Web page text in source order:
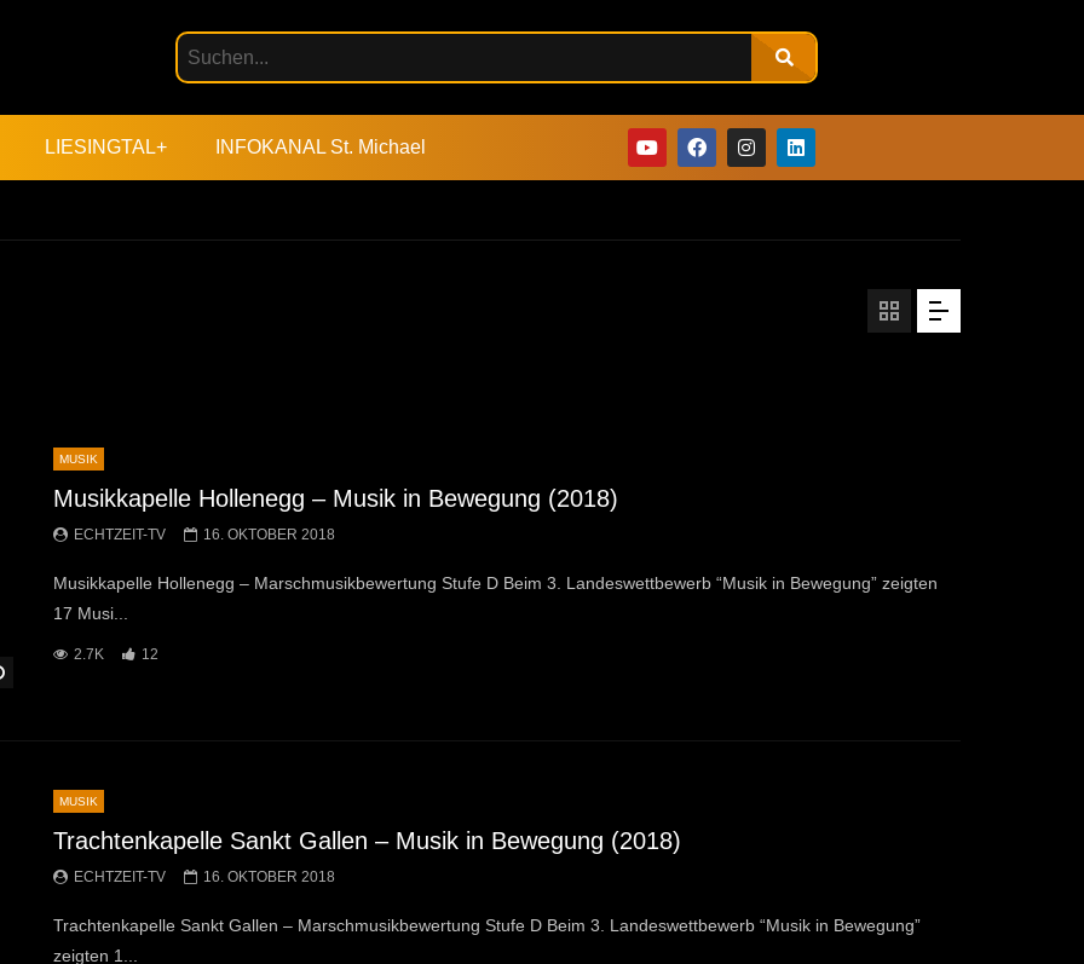
LIESINGTAL+ INFOKANAL St. Michael
MUSIK
Musikkapelle Hollenegg – Musik in Bewegung (2018)
ECHTZEIT-TV 16. OKTOBER 2018
Musikkapelle Hollenegg – Marschmusikbewertung Stufe D Beim 3. Landeswettbewerb “Musik in Bewegung” zeigten
17 Musi...
2.7K 12
MUSIK
Trachtenkapelle Sankt Gallen – Musik in Bewegung (2018)
ECHTZEIT-TV 16. OKTOBER 2018
Trachtenkapelle Sankt Gallen – Marschmusikbewertung Stufe D Beim 3. Landeswettbewerb “Musik in Bewegung”
zeigten 1...